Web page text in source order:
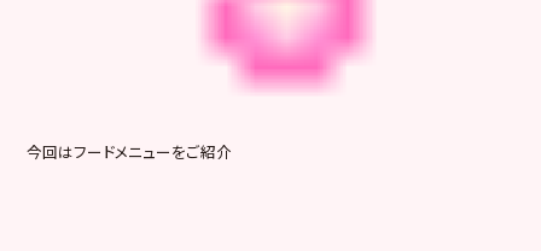
今回はフードメニューをご紹介